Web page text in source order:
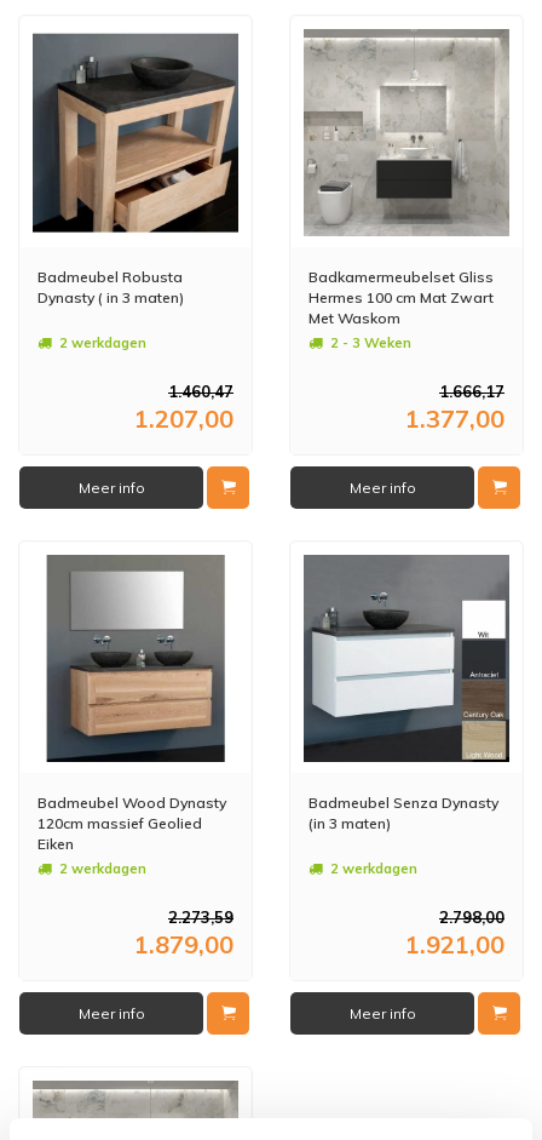
Badmeubel Robusta
Dynasty ( in 3 maten)
2 werkdagen
1.460,47
1.207,00
Meer info
Badkamermeubelset Gliss
Hermes 100 cm Mat Zwart
Met Waskom
2 - 3 Weken
1.666,17
1.377,00
Meer info
Badmeubel Wood Dynasty
120cm massief Geolied
Eiken
2 werkdagen
2.273,59
1.879,00
Meer info
Badmeubel Senza Dynasty
(in 3 maten)
2 werkdagen
2.798,00
1.921,00
Meer info